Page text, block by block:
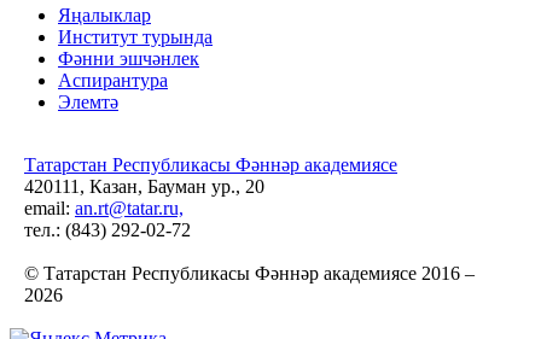
Яңалыклар
Институт турында
Фәнни эшчәнлек
Аспирантура
Элемтә
Татарстан Республикасы Фәннәр академиясе
420111, Казан, Бауман ур., 20
email: an.rt@tatar.ru,
тел.: (843) 292-02-72
© Татарстан Республикасы Фәннәр академиясе 2016 –
2026